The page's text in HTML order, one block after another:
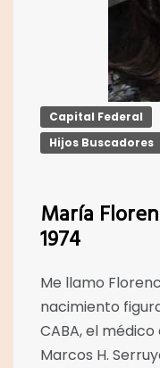
Capital Federal
Hijos Buscadores
María
1974
Me llamo
nacimiento
CABA, el
Marcos H.